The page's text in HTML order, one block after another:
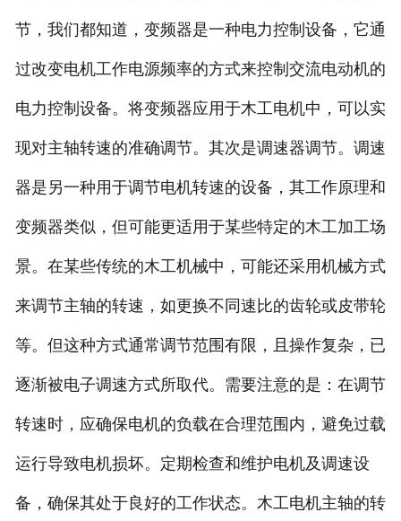
节，我们都知道，变频器是一种电力控制设备，它通
过改变电机工作电源频率的方式来控制交流电动机的
电力控制设备。将变频器应用于木工电机中，可以实
现对主轴转速的准确调节。 其次是调速器调节。 调速
器是另一种用于调节电机转速的设备，其工作原理和
变频器类似，但可能更适用于某些特定的木工加工场
景。在某些传统的木工机械中，可能还采用机械方式
来调节主轴的转速，如更换不同速比的齿轮或皮带轮
等。但这种方式通常调节范围有限，且操作复杂，已
逐渐被电子调速方式所取代。 需要注意的是： 在调节
转速时，应确保电机的负载在合理范围内，避免过载
运行导致电机损坏。定期检查和维护电机及调速设
备，确保其处于良好的工作状态。木工电机主轴的转